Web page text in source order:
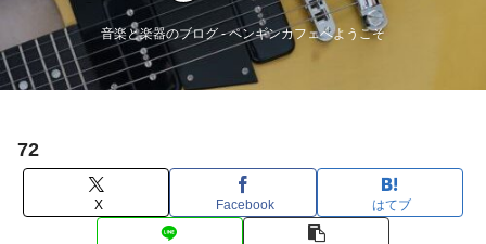
音楽と楽器のブログ - ペンギンカフェへようこそ
72
X Facebook はてブ